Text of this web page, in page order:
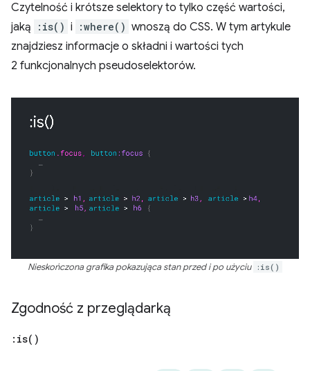
Czytelność i krótsze selektory to tylko część wartości,
jaką
:is() i :where() wnoszą do CSS. W tym artykule
znajdziesz informacje o składni i wartości tych
2 funkcjonalnych pseudoselektorów.
Nieskończona grafika pokazująca stan przed i po użyciu :is()
Zgodność z przeglądarką
: is( )